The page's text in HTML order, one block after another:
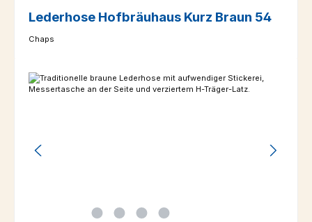
Lederhose Hofbräuhaus Kurz Braun 54
Chaps
Bildergalerie überspringen